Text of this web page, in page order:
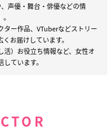
声優・舞台・俳優などの情
ター作品、VTuberなどストリー
お届けしています。
）お役立ち情報など、女性オ
ています。